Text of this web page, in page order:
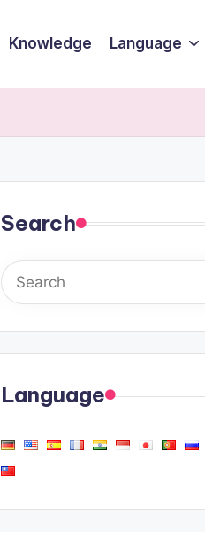
Knowledge Language
Search
Language